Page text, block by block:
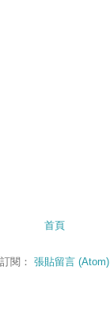
首頁
訂閱： 張貼留言 (Atom)